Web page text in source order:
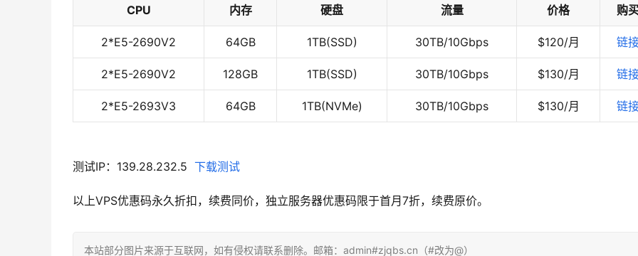
CPU 内存 硬盘 流量 价格 购
2*E5-2690V2 64GB 1TB(SSD) 30TB/10Gbps $120/月 链
2*E5-2690V2 128GB 1TB(SSD) 30TB/10Gbps $130/月 链
2*E5-2693V3 64GB 1TB(NVMe) 30TB/10Gbps $130/月 链
测试IP：139.28.232.5 下载测试
以上VPS优惠码永久折扣，续费同价，独立服务器优惠码限于首月7折，续费原价。
本站部分图片来源于互联网，如有侵权请联系删除。邮箱：admin#zjqbs.cn（#改为@）